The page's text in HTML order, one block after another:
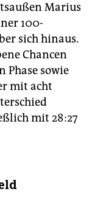
Marius
100-
sich hinaus.
Chancen
Phase sowie
mit acht
mit 28:27